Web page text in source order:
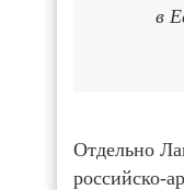
в
Отдельно
российско-